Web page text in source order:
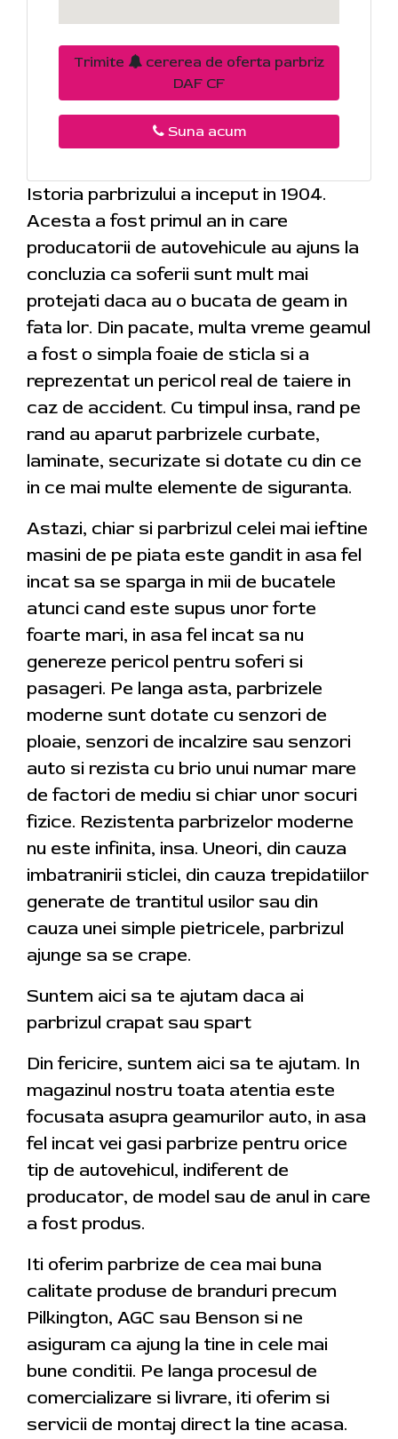
Trimite
cererea de oferta parbriz
DAF CF
Suna acum
Istoria parbrizului a inceput in 1904.
Acesta a fost primul an in care
producatorii de autovehicule au ajuns la
concluzia ca soferii sunt mult mai
protejati daca au o bucata de geam in
fata lor. Din pacate, multa vreme geamul
a fost o simpla foaie de sticla si a
reprezentat un pericol real de taiere in
caz de accident. Cu timpul insa, rand pe
rand au aparut parbrizele curbate,
laminate, securizate si dotate cu din ce
in ce mai multe elemente de siguranta.
Astazi, chiar si parbrizul celei mai ieftine
masini de pe piata este gandit in asa fel
incat sa se sparga in mii de bucatele
atunci cand este supus unor forte
foarte mari, in asa fel incat sa nu
genereze pericol pentru soferi si
pasageri. Pe langa asta, parbrizele
moderne sunt dotate cu senzori de
ploaie, senzori de incalzire sau senzori
auto si rezista cu brio unui numar mare
de factori de mediu si chiar unor socuri
fizice. Rezistenta parbrizelor moderne
nu este infinita, insa. Uneori, din cauza
imbatranirii sticlei, din cauza trepidatiilor
generate de trantitul usilor sau din
cauza unei simple pietricele, parbrizul
ajunge sa se crape.
Suntem aici sa te ajutam daca ai
parbrizul crapat sau spart
Din fericire, suntem aici sa te ajutam. In
magazinul nostru toata atentia este
focusata asupra geamurilor auto, in asa
fel incat vei gasi parbrize pentru orice
tip de autovehicul, indiferent de
producator, de model sau de anul in care
a fost produs.
Iti oferim parbrize de cea mai buna
calitate produse de branduri precum
Pilkington, AGC sau Benson si ne
asiguram ca ajung la tine in cele mai
bune conditii. Pe langa procesul de
comercializare si livrare, iti oferim si
servicii de montaj direct la tine acasa.